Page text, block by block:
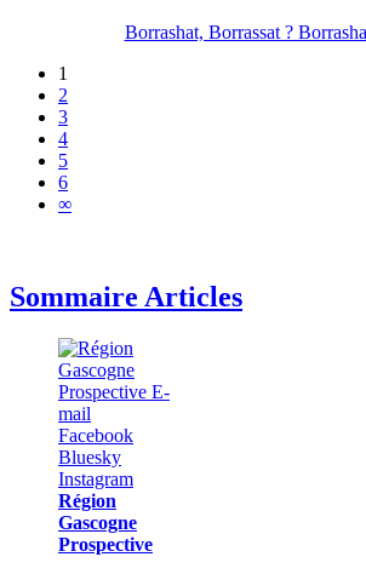
Borrashat, Borrassat ?
1
2
3
4
5
6
∞
Sommaire Articles
Région
Gascogne
Prospective